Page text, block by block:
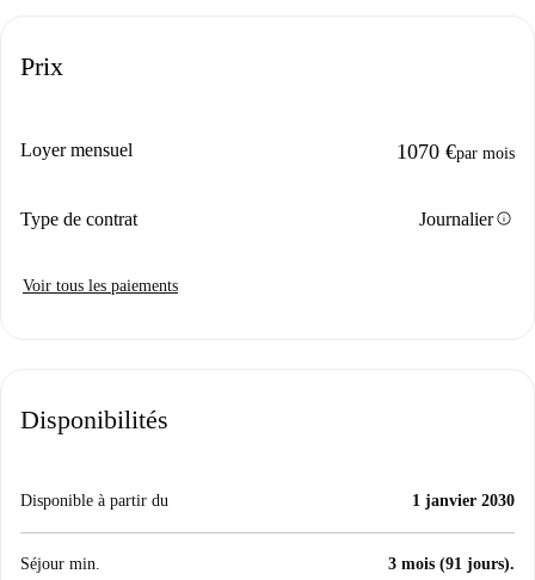
Prix
Loyer mensuel 1070 €par mois
Type de contrat Journalierinfo
Voir tous les paiements
Disponibilités
Disponible à partir du 1 janvier 2030
Séjour min. 3 mois (91 jours).